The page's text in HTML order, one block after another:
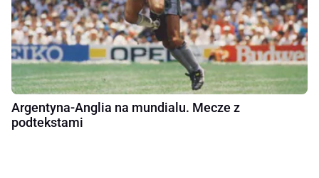
Argentyna-Anglia na mundialu. Mecze z
podtekstami